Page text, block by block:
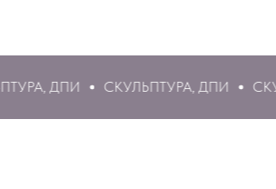
СКУЛЬПТУРА, ДПИ СКУЛЬПТУРА, ДПИ